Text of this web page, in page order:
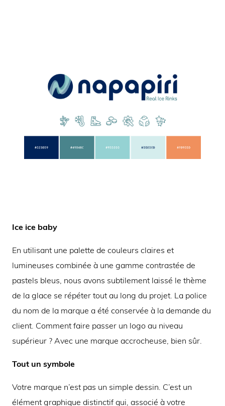
Ice ice baby
En utilisant une palette de couleurs claires et
lumineuses combinée à une gamme contrastée de
pastels bleus, nous avons subtilement laissé le thème
de la glace se répéter tout au long du projet. La police
du nom de la marque a été conservée à la demande du
client. Comment faire passer un logo au niveau
supérieur ? Avec une marque accrocheuse, bien sûr.
Tout un symbole
Votre marque n’est pas un simple dessin. C’est un
élément graphique distinctif qui, associé à votre